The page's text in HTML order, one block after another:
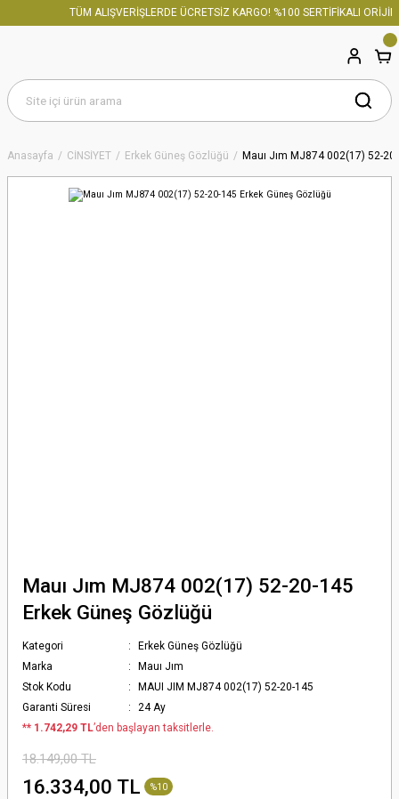
TÜM ALIŞVERİŞLERDE ÜCRETSİZ KARGO! %100 SERTİFİKALI
Anasayfa CİNSİYET Erkek Güneş Gözlüğü Mauı Jım MJ874 002(17) 52-
Mauı Jım MJ874 002(17) 52-20-145
Erkek Güneş Gözlüğü
Kategori
Erkek Güneş Gözlüğü
Marka
Mauı Jım
Stok Kodu
MAUI JIM MJ874 002(17) 52-20-145
Garanti Süresi
24 Ay
** 1.742,29 TL’den başlayan taksitlerle.
18.149,00 TL
16.334,00 TL %10